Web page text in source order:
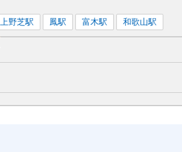
上野芝駅 鳳駅 富木駅 和歌山駅